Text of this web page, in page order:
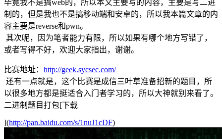
毕竟我不是搞web的，所以本文主要写的内容，主要是写二进
制的，但是我也不是搞移动端和安卓的，所以我本篇文章的内
容主要是reverse和pwn。
​ 其次呢，因为笔者能力有限，所以如果有哪个地方写错了，
或者写得不好，欢迎大家指出，谢谢。
比赛地址： http://geek.sycsec.com/
​ 还有一点就是，这个比赛是成信三叶草准备招新的题目，所
以很多地方都是挺适合入门者学习的，所以大神就别来看了。
二进制题目打包[下载
](http://pan.baidu.com/s/1nuJ1cDF)